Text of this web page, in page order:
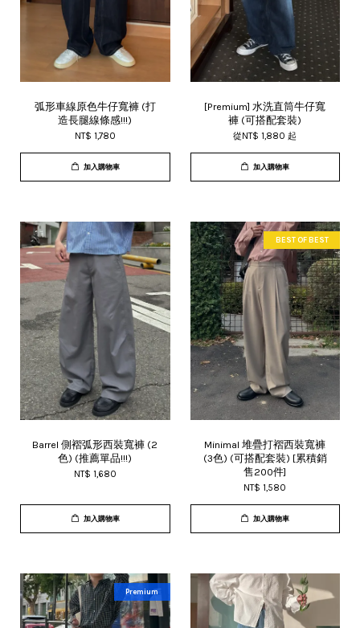
弧形車線原色牛仔寬褲 (打
造長腿線條感!!!)
NT$ 1,780
加入購物車
[Premium] 水洗直筒牛仔寬
褲 (可搭配套裝)
從NT$ 1,880起
加入購物車
Barrel 側褶弧形西裝寬褲 (2
色) (推薦單品!!!)
NT$ 1,680
加入購物車
BEST OF BEST
Minimal 堆疊打褶西裝寬褲
(3色) (可搭配套裝) [累積銷
售200件]
NT$ 1,580
加入購物車
Premium